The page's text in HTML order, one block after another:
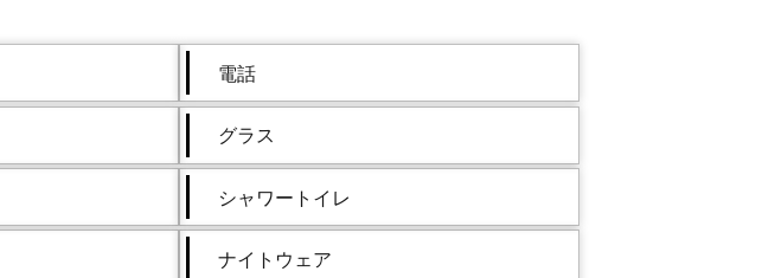
電話
グラス
シャワートイレ
ナイトウェア